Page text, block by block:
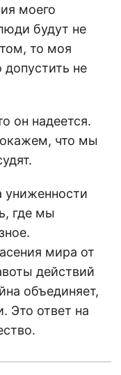
моего
будут не
то моя
допустить не
он надеется.
что мы
униженности
где мы
мира от
действий
объединяет,
Это ответ на